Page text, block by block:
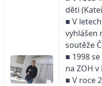
děti
■ V
vyhlášen
soutěže
■ 1998
na ZOH
■ V roce